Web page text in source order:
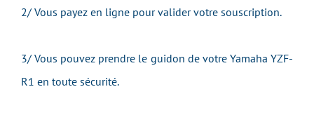
2/ Vous payez en ligne pour valider votre souscription.
3/ Vous pouvez prendre le guidon de votre Yamaha YZF-
R1 en toute sécurité.